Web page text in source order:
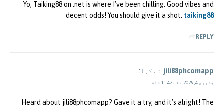
Yo, Taiking88 on .net is where I’ve been chilling. Good vibes and
decent odds! You should give it a shot. taiking88
REPLY
jili88phcomapp نے کہا:
جنوری 4, 2026 وقت 11:42 شام
Heard about jili88phcomapp? Gave it a try, and it’s alright! The